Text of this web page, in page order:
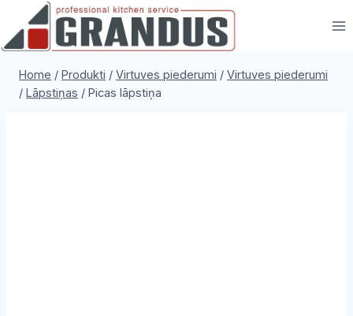
content
Home / Produkti / Virtuves piederumi / Virtuves piederumi
/ Lāpstiņas / Picas lāpstiņa